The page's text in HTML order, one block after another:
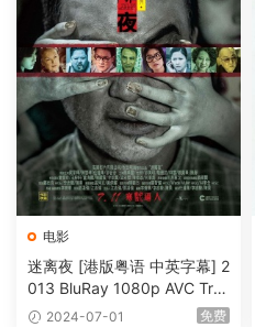
电影
迷离夜 [港版粤语 中英字幕] 2
013 BluRay 1080p AVC Tru
eHD5.1 [BDISO 22.64GB]
2024-07-01 免费